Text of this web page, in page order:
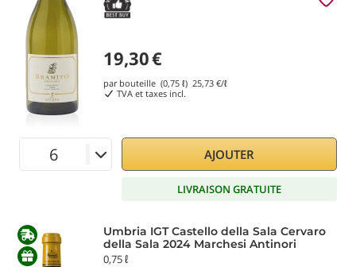
19,30€
par bouteille (0,75 ℓ) 25,73 €/ℓ
TVA et taxes incl.
AJOUTER
LIVRAISON GRATUITE
Umbria IGT Castello della Sala Cervaro
della Sala 2024 Marchesi Antinori
0,75 ℓ